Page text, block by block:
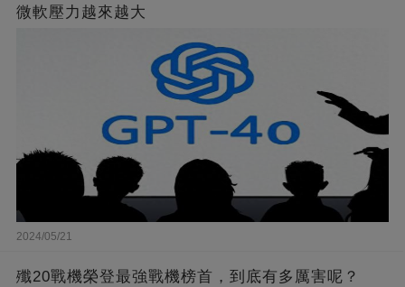
微軟壓力越來越大
2024/05/21
殲20戰機榮登最強戰機榜首，到底有多厲害呢？